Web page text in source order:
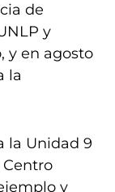
de
y
y en agosto
la
la Unidad 9
Centro
y